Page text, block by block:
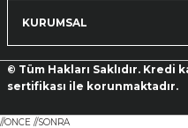
KURUMSAL
© Tüm Hakları Saklıdır. Kredi
sertifikası ile korunmaktadır.
//ONCE //SONRA